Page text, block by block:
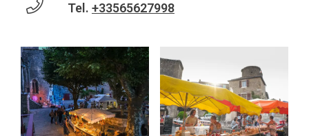
Tel. +33565627998